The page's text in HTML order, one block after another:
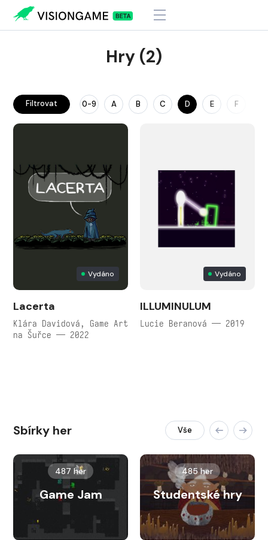
Hry (2)
Filtrovat 0-9 A B C D E F
Vydáno
Lacerta
Klára Davidová, Game Art
na Šuřce — 2022
Vydáno
ILLUMINULUM
Lucie Beranová — 2019
Sbírky her Vše
487 her
Game Jam
485 her
Studentské hry